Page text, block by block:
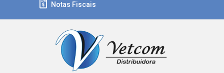
Notas Fiscais